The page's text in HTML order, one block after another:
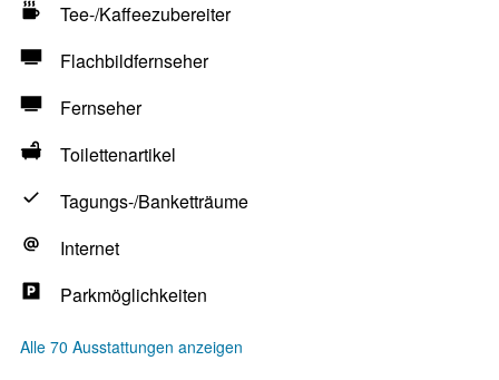
Tee-/Kaffeezubereiter
Flachbildfernseher
Fernseher
Toilettenartikel
Tagungs-/Banketträume
Internet
Parkmöglichkeiten
Alle 70 Ausstattungen anzeigen